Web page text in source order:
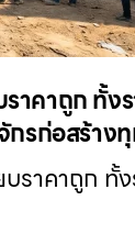
าคาถูก ทั้ง
กรก่อสร้าง
าคาถูก ทั้ง